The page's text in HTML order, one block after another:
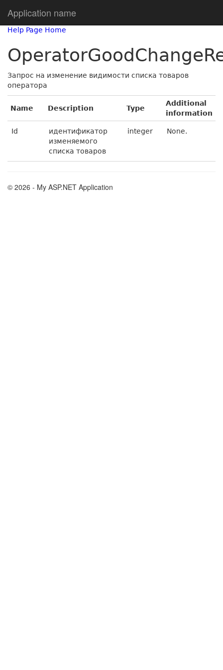
Application name
Help Page Home
Запрос на изменение видимости списка товаров
оператора
Name Description Type
Additional
information
Id
идентификатор
изменяемого
списка товаров
integer None.
© 2026 - My ASP.NET Application